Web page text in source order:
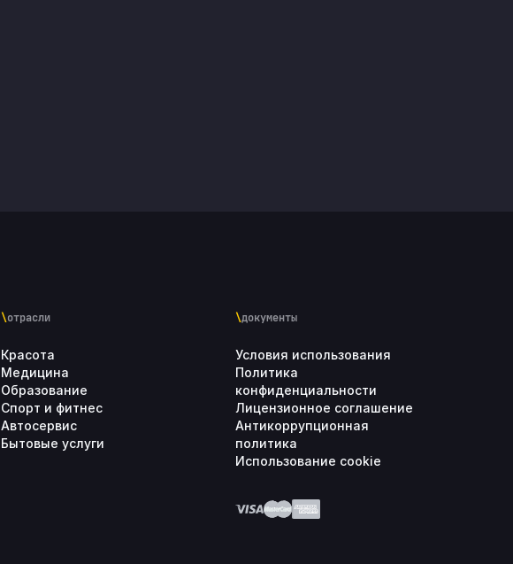
\отрасли
Красота
Медицина
Образование
Спорт и фитнес
Автосервис
Бытовые услуги
\документы
Условия использования
Политика
конфиденциальности
Лицензионное соглашение
Антикоррупционная
политика
Использование cookie